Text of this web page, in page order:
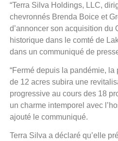
“Terra Silva Holdings, LLC,
chevronnés Brenda Boice et
d’annoncer son acquisition du
historique dans le comté de
dans un communiqué de
“Fermé depuis la pandémie,
de 12 acres subira une
progressive au cours des 18
un charme intemporel avec
ajouté le communiqué.
Terra Silva a déclaré qu’elle